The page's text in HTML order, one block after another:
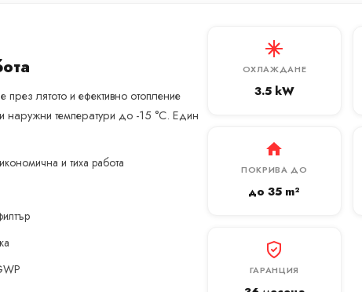
лятото и ефективно отопление
температури до -15 °C. Един
и тиха работа
ОХЛАЖДАНЕ
3.5 kW
ПОКРИВА ДО
до 35 m²
ГАРАНЦИЯ